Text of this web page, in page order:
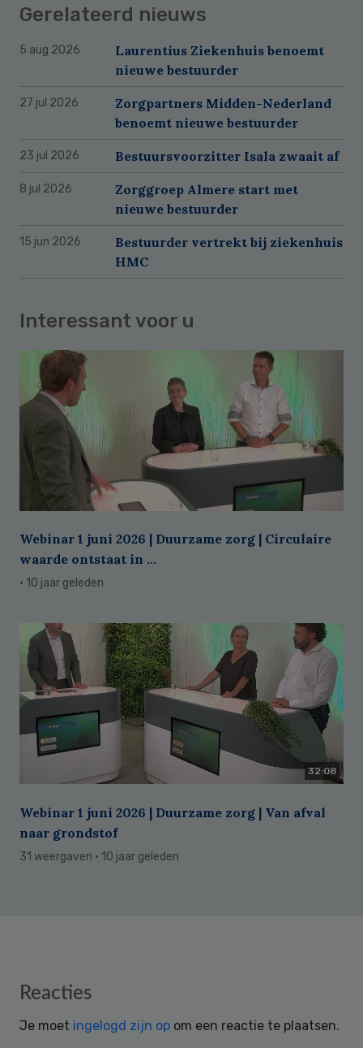
Gerelateerd nieuws
5 aug 2026
Laurentius Ziekenhuis benoemt
nieuwe bestuurder
27 jul 2026
Zorgpartners Midden-Nederland
benoemt nieuwe bestuurder
23 jul 2026 Bestuursvoorzitter Isala zwaait af
8 jul 2026
Zorggroep Almere start met
nieuwe bestuurder
15 jun 2026
Bestuurder vertrekt bij ziekenhuis
HMC
Interessant voor u
Webinar 1 juni 2026 | Duurzame zorg | Circulaire
waarde ontstaat in ...
· 10 jaar geleden
32:08
Webinar 1 juni 2026 | Duurzame zorg | Van afval
naar grondstof
31 weergaven · 10 jaar geleden
Reader
Reacties
Je moet ingelogd zijn op om een reactie te plaatsen.